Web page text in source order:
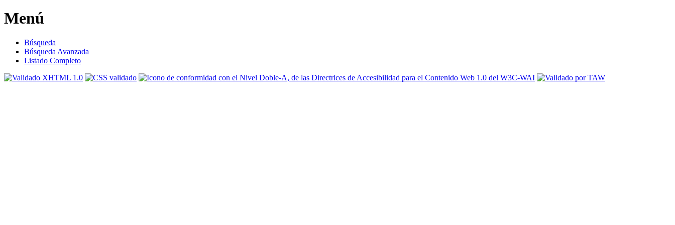
Menú
Búsqueda
Búsqueda Avanzada
Listado Completo